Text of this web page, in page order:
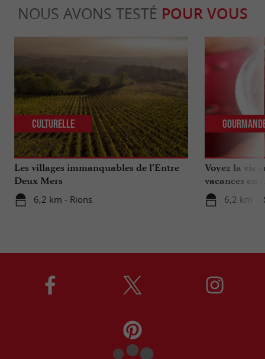
NOUS AVONS TESTÉ POUR VOUS
Les villages immanquables de l’Entre
Deux Mers
6,2 km - Rions
Culturelle
Voyez la vie
vacances en
6,2 km -